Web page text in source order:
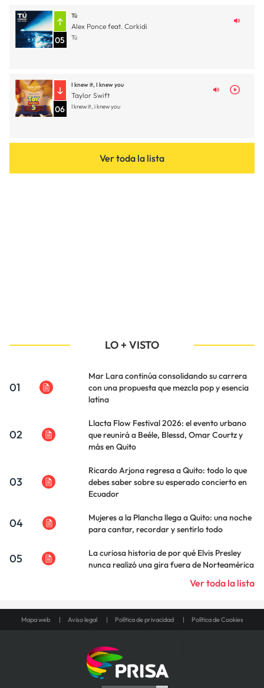
05
Tú
Alex Ponce feat. Corkidi
Tú
06
I knew it, I knew you
Taylor Swift
I knew it, i knew you
Ver toda la lista
LO + VISTO
01
Mar Lara continúa consolidando su carrera
con una propuesta que mezcla pop y esencia
latina
02
Llacta Flow Festival 2026: el evento urbano
que reunirá a Beéle, Blessd, Omar Courtz y
más en Quito
03
Ricardo Arjona regresa a Quito: todo lo que
debes saber sobre su esperado concierto en
Ecuador
04
Mujeres a la Plancha llega a Quito: una noche
para cantar, recordar y sentirlo todo
05
La curiosa historia de por qué Elvis Presley
nunca realizó una gira fuera de Norteamérica
Ver toda la lista
Mapa web Aviso legal Política de privacidad Política de Cookies